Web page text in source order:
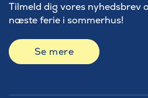
Tilmeld dig vores nyhedsbrev
næste ferie i sommerhus!
Se mere